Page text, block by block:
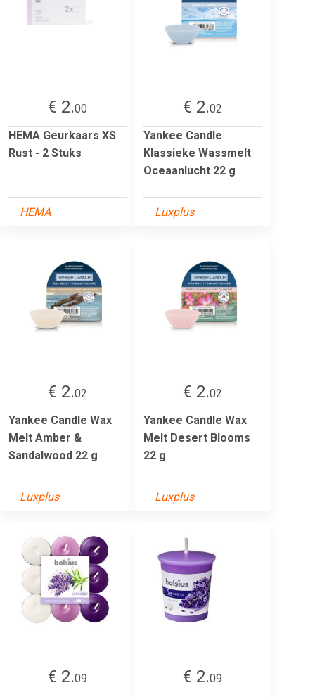
€ 2.00
HEMA Geurkaars XS
Rust - 2 Stuks
HEMA
€ 2.02
Yankee Candle
Klassieke Wassmelt
Oceaanlucht 22 g
Luxplus
€ 2.02
Yankee Candle Wax
Melt Amber &
Sandalwood 22 g
Luxplus
€ 2.02
Yankee Candle Wax
Melt Desert Blooms
22 g
Luxplus
€ 2.09
€ 2.09